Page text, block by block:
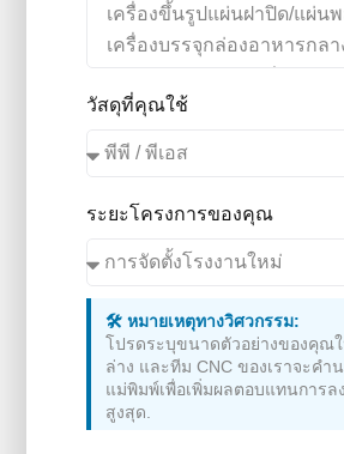
วัสดุที่คุณใช้
ระยะโครงการของคุณ
🛠️ หมายเหตุทางวิศวกรรม:
โปรดระบุขนาดตัวอย่างของคุณ
ล่าง และทีม CNC ของเราจะค
แม่พิมพ์เพื่อเพิ่มผลตอบแทนการ
สูงสุด.